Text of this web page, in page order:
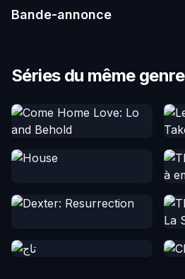
Bande-annonce
Séries du même genre